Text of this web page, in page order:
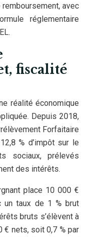
avec
réglementaire
fiscalité
réalité économique
Depuis 2018,
Forfaitaire
% d’impôt sur le
sociaux, prélevés
des intérêts.
place 10 000 €
un taux de 1 % brut
bruts s’élèvent à
€ nets, soit 0,7 % par